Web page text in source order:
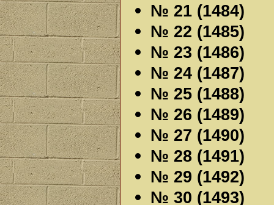
№ 21 (1484)
№ 22 (1485)
№ 23 (1486)
№ 24 (1487)
№ 25 (1488)
№ 26 (1489)
№ 27 (1490)
№ 28 (1491)
№ 29 (1492)
№ 30 (1493)